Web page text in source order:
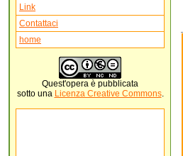
Link
Contattaci
home
Quest'opera è pubblicata
sotto una Licenza Creative Commons.